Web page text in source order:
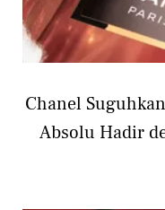
Chanel
Absolu Hadir